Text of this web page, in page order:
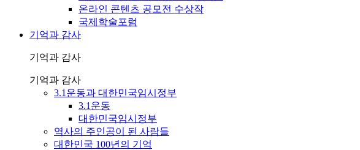
온라인 콘텐츠 공모전 수상작
국제학술포럼
기억과 감사
기억과 감사
기억과 감사
3.1운동과 대한민국임시정부
3.1운동
대한민국임시정부
역사의 주인공이 된 사람들
대한민국 100년의 기억